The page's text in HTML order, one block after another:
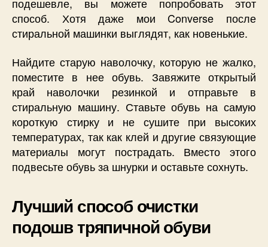
способ. Хотя даже мои Converse после
стиральной машинки выглядят, как новенькие.
Найдите старую наволочку, которую не жалко,
поместите в нее обувь. Завяжите открытый
край наволочки резинкой и отправьте в
стиральную машину. Ставьте обувь на самую
короткую стирку и не сушите при высоких
температурах, так как клей и другие связующие
материалы могут пострадать. Вместо этого
подвесьте обувь за шнурки и оставьте сохнуть.
Лучший способ очистки
подошв тряпичной обуви